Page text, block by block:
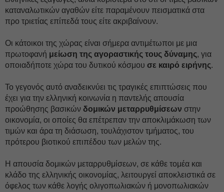
καταναλωτικών αγαθών είτε παραμένουν πεισματικά στα
προ τριετίας επίπεδά τους είτε ακριβαίνουν.
Οι κάτοικοι της χώρας είναι σήμερα αντιμέτωποι με μια
πρωτοφανή μείωση της αγοραστικής τους δύναμης, για
οποιαδήποτε χώρα του δυτικού κόσμου σε καιρό ειρήνης.
Το γεγονός αυτό αναδεικνύει τις τραγικές επιπτώσεις που
έχει για την ελληνική κοινωνία η παντελής απουσία
προώθησης βασικών δομικών μεταρρυθμίσεων στην
οικονομία, οι οποίες θα επέτρεπαν την αποκλιμάκωση των
τιμών και άρα τη διάσωση, τουλάχιστον τμήματος, του
πρότερου βιοτικού επιπέδου των μελών της.
Η απουσία δομικών μεταρρυθμίσεων, σε κάθε τομέα και
κλάδο της ελληνικής οικονομίας, λειτουργεί αποκλειστικά σε
όφελος των κάθε λογής ολιγοπωλιακών ή μονοπωλιακών